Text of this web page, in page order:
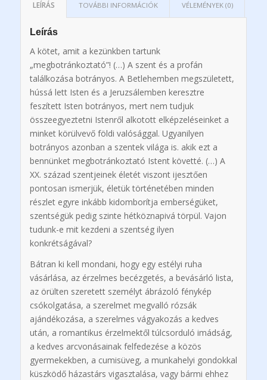
LEÍRÁS TOVÁBBI INFORMÁCIÓK VÉLEMÉNYEK (0)
Leírás
A kötet, amit a kezünkben tartunk
„megbotránkoztató”! (…) A szent és a profán
találkozása botrányos. A Betlehemben megszületett,
hússá lett Isten és a Jeruzsálemben keresztre
feszített Isten botrányos, mert nem tudjuk
összeegyeztetni Istenről alkotott elképzeléseinket a
minket körülvevő földi valósággal. Ugyanilyen
botrányos azonban a szentek világa is. akik ezt a
bennünket megbotránkoztató Istent követté. (…) A
XX. század szentjeinek életét viszont ijesztően
pontosan ismerjük, életük történetében minden
részlet egyre inkább kidomborítja emberségüket,
szentségük pedig szinte hétköznapivá törpül. Vajon
tudunk-e mit kezdeni a szentség ilyen
konkrétságával?
Bátran ki kell mondani, hogy egy estélyi ruha
vásárlása, az érzelmes becézgetés, a bevásárló lista,
az örülten szeretett személyt ábrázoló fénykép
csókolgatása, a szerelmet megvalló rózsák
ajándékozása, a szerelmes vágyakozás a kedves
után, a romantikus érzelmektől túlcsorduló imádság,
a kedves arcvonásainak felfedezése a közös
gyermekekben, a cumisüveg, a munkahelyi gondokkal
küszködő házastárs vigasztalása, vagy bármi ehhez